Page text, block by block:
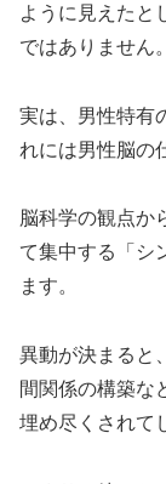
ように見えたと
ではありません。
実は、男性特有
れには男性脳の
脳科学の観点か
て集中する「シ
ます。
異動が決まると
間関係の構築な
埋め尽くされて